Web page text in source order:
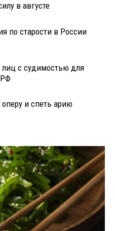
в августе
по старости в России
с судимостью для
РФ
и спеть арию